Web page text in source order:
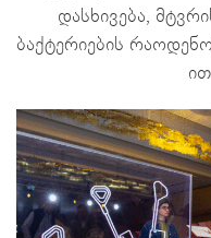
დასხივება,
ბაქტერიების